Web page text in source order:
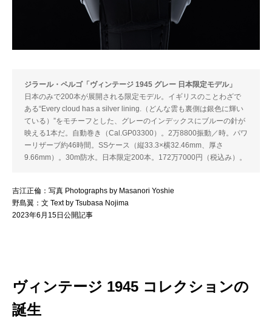
ジラール・ペルゴ「ヴィンテージ 1945 グレー 日本限定モデル」
日本のみで200本が展開される限定モデル。イギリスのことわざで
ある“Every cloud has a silver lining.（どんな雲も裏側は銀色に輝い
ている）”をモチーフとした、グレーのインデックスにブルーの針が
映える1本だ。自動巻き（Cal.GP03300）。2万8800振動／時。パワ
ーリザーブ約46時間。SSケース（縦33.3×横32.46mm、厚さ
9.66mm）。30m防水。日本限定200本。172万7000円（税込み）。
吉江正倫：写真 Photographs by Masanori Yoshie
野島翼：文 Text by Tsubasa Nojima
2023年6月15日公開記事
ヴィンテージ 1945 コレクションの
誕生